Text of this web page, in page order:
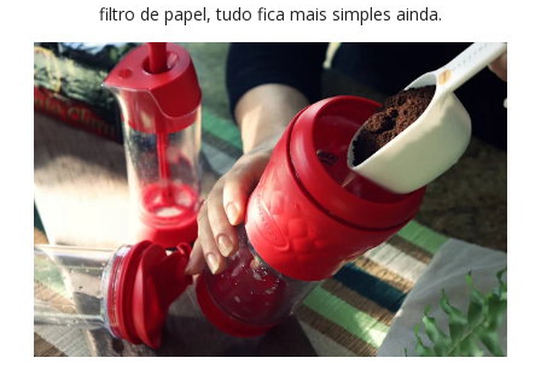
filtro de papel, tudo fica mais simples ainda.